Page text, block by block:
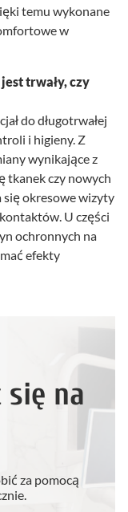
temu wykonane
w
trwały, czy
do długotrwałej
i higieny. Z
wynikające z
tkanek czy nowych
się okresowe wizyty
U części
ochronnych na
efekty
się na
za pomocą